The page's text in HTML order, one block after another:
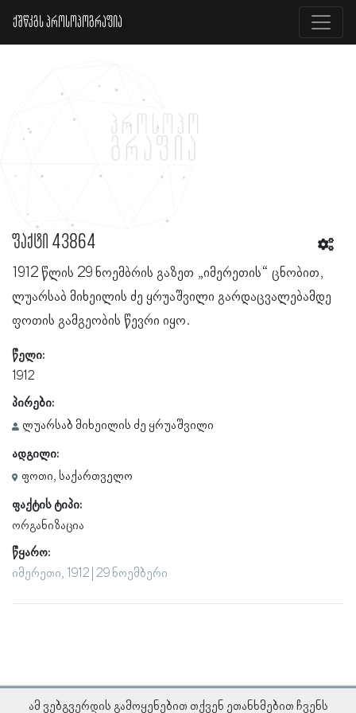
ქშწკგს პროსოპოგრაფია
ფაქტი 43864
1912 წლის 29 ნოემბრის გაზეთ „იმერეთის“ ცნობით,
ლუარსაბ მიხეილის ძე ყრუაშვილი გარდაცვალებამდე
ფოთის გამგეობის წევრი იყო.
წელი:
1912
პირები:
ლუარსაბ მიხეილის ძე ყრუაშვილი
ადგილი:
ფოთი, საქართველო
ფაქტის ტიპი:
ორგანიზაცია
წყარო:
იმერეთი, 1912 | 29 ნოემბერი
ამ ვებგვერდის გამოყენებით თქვენ ეთანხმებით ჩვენს